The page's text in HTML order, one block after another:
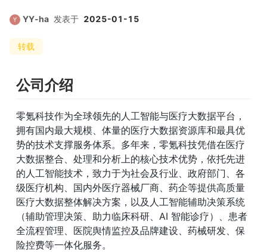
YY-ha 发表于 2025-01-15
转载
公司介绍
零氪科技作为全球领先的人工智能与医疗大数据平台，
拥有国内最大规模、体量的医疗大数据资源库和最具优
势的技术支撑服务体系。多年来，零氪科技凭借在医疗
大数据整合、处理和分析上的核心技术优势，依托先进
的人工智能技术，致力于为社会及行业、政府部门、各
级医疗机构、国内外医疗器械厂商、药企等提供高质量
医疗大数据整体解决方案，以及人工智能辅助决策系统
（辅助管理决策、助力临床科研、AI 智能诊疗）、患者
全流程管理、医院舆情监控及品牌建设、药械研发、保
险控费等一体化服务。